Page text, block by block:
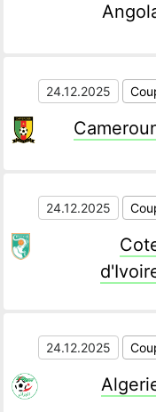
24.12.2025
24.12.2025
24.12.2025